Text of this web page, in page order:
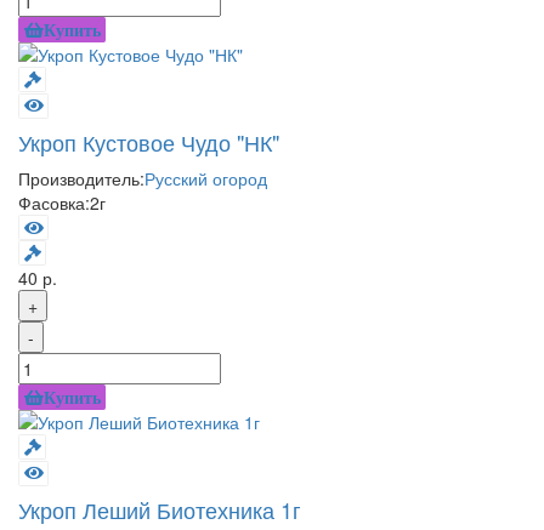
Купить
Укроп Кустовое Чудо "НК"
Производитель:Русский огород
Фасовка:2г
40 р.
+
-
Купить
Укроп Леший Биотехника 1г